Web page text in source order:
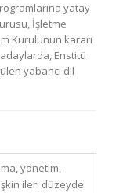
yatay
İşletme
Kurulunun kararı
Enstitü
yabancı dil
yönetim,
ileri düzeyde